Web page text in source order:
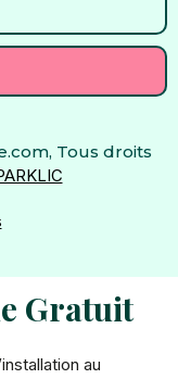
Tous droits
Gratuit
au